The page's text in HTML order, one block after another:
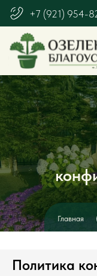
+7 (921) 954-82-61
Главная
Политика